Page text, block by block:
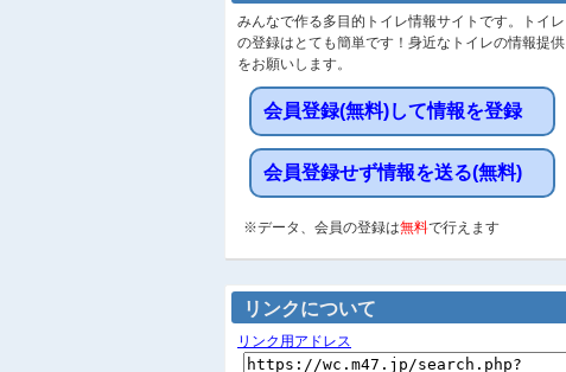
みんなで作る多目的トイレ情報サイトです。トイレ
の登録はとても簡単です！身近なトイレの情報提供
をお願いします。
会員登録(無料)して情報を登録
会員登録せず情報を送る(無料)
※データ、会員の登録は無料で行えます
リンクについて
リンク用アドレス